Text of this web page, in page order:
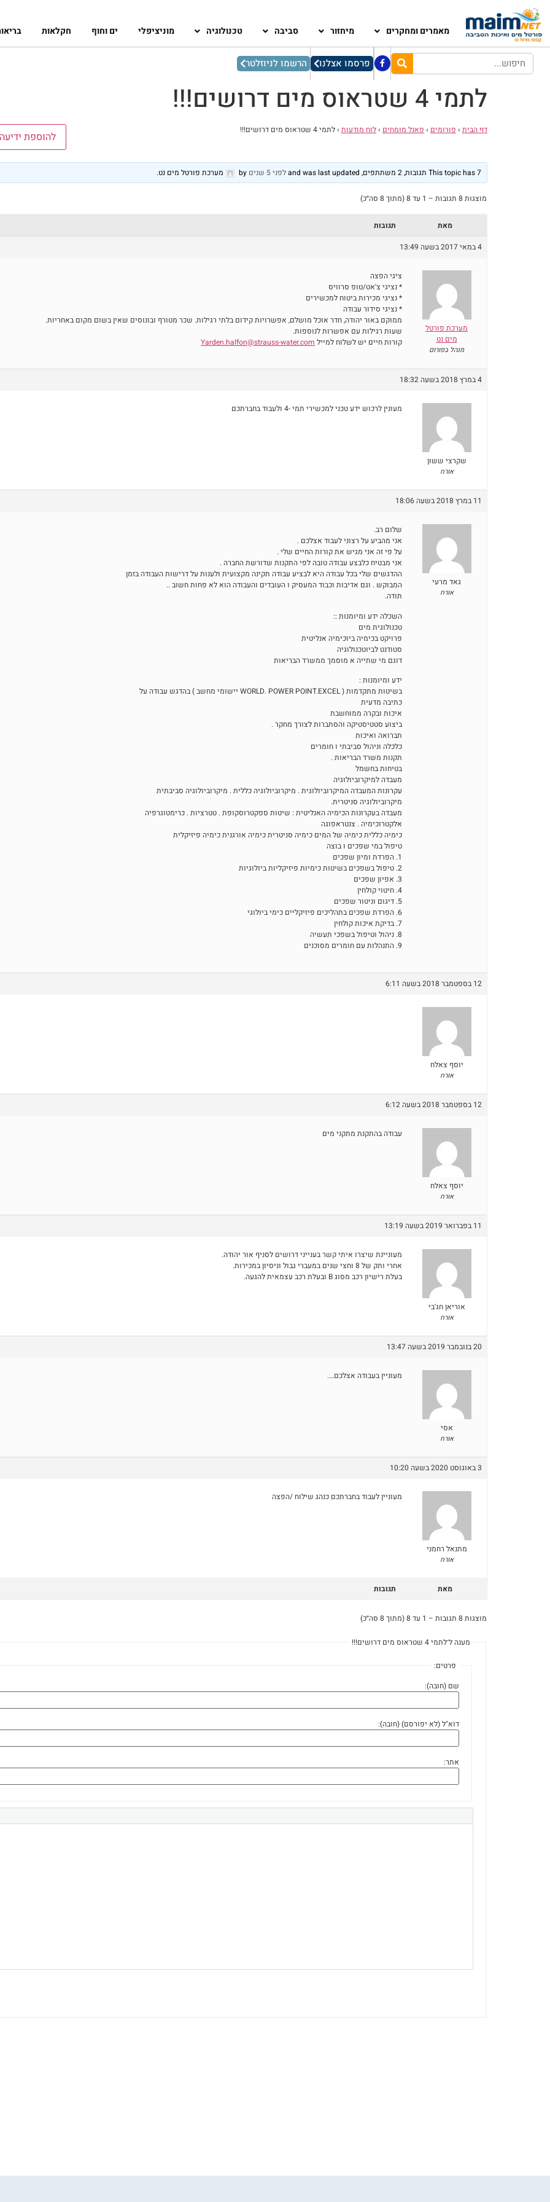
מאמרים ומחקרים מיחזור סביבה טכנולוגיה מוניציפלי ים וחוף חקלאות
פרסמו אצלנו הרשמו לניוזלטר
לתמי 4 שטראוס מים דרושים!!!
דף הבית › פורומים › פאנל מומחים ›לוח מודעות ›לתמי 4 שטראוס מים דרושים!!! להוספת
This topic has 7 תגובות, 2 משתתפים, and was last updated לפני 5 שנים by מערכת פורטל מים נט.
מוצגות 8 תגובות – 1 עד 8 (מתוך 8 סה״כ)
מאת
תגובות
4 במאי 2017 בשעה 13:49
מערכת פורטל
מים נט
מנהל בפורום
ציגי הפצה
* נציגי צ'אט/טופ סרוויס
* נציגי מכירות ביטוח למכשירים
* נציגי סידור עבודה
ממוקם באור יהודה, חדר אוכל מושלם, אפשרויות קידום בלתי רגילות. שכר מטורף ובונוסים שאין בשום מקום באחריות.
שעות רגילות עם אפשרות לנוספות.
קורות חיים יש לשלוח למייל Yarden.halfon@strauss-water.com
4 במרץ 2018 בשעה 18:32
שקרצי ששון
אורח
מעונין לרכוש ידע טכני למכשירי תמי -4 ולעבוד בחברתכם
11 במרץ 2018 בשעה 18:06
גאד מרעי
אורח
שלום רב.
אני מהביע על רצוני לעבוד אצלכם .
על פי זה אני מגיש את קורות החיים שלי .
אני מבטיח כלבצע עבודה טובה לפי התקנות שדורשת החברה .
ההדגשים שלי בכל עבודה היא לבציע עבודה תקינה מקצועית ולענות על דרישות העבודה בזמן
המבוקש . וגם אדיבות וכבוד המעסיק ו העובדים והעבודה הוא לא פחות חשוב ..
תודה.
השכלה ידע ומיומנות ::
טכנולוגית מים
פרויקט בכימיה ביוכימיה אנליטית
סטודנט לביוטכנולוגיה
דוגם מי שתייה א מוסמך ממשרד הבריאות
ידע ומיומנות :
בשיטות מתקדמות ( WORLD. POWER POINT.EXCEL יישומי מחשב ) בהדגש עבודה על
כתיבה מדעית
איכות ובקרה ממוחשבת
ביצוע סטטיסטיקה והסתברות לצורך מחקר .
תברואה ואיכות
כלכלה וניהול סביבתי ו חומרים
תקנות משרד הבריאות .
בטיחות בחשמל
מעבדה למיקרוביולוגיה
עקרונות המעבדה המיקרוביולוגית . מיקרוביולוגיה כללית . מיקרוביולוגיה סביבתית
מיקרוביולוגיה סניטרית.
מעבדה בעקרונות הכימיה האנליטית : שיטות ספקטרוסקופת . טטרציות . כרימטוגרפיה
אלקטרוכימיה . צנטראפוגה
כימיה כללית כימיה של המים כימיה סניטרית כימיה אורגנית כימיה פיזיקלית
טיפול במי שפכים ו בוצה
1. הפרדת ומיון שפכים
2. טיפול בשפכים בשיטות כימיות פיזיקליות ביולוגיות
3. אפיון שפכים
4. חיטוי קולחין
5. דיגום וניטור שפכים
6. הפרדת שפכים בתהליכים פיזיקליים כימי ביולוגי
7. בדיקת איכות קולחין
8. ניהול וטיפול בשפכי תעשיה
9. התנהלות עם חומרים מסוכנים
12 בספטמבר 2018 בשעה 6:11
יוסף צאלח
אורח
12 בספטמבר 2018 בשעה 6:12
יוסף צאלח
אורח
עבודה בהתקנת מתקני מים
11 בפברואר 2019 בשעה 13:19
אוריאן חג'בי
אורח
מעוניינת שיצרו איתי קשר בענייני דרושים לסניף אור יהודה.
אחרי ותק של 8 וחצי שנים במעברי גבול וניסיון במכירות.
בעלת רישיון רכב מסוג B ובעלת רכב עצמאית להגעה.
20 בנובמבר 2019 בשעה 13:47
אסי
אורח
מעוניין בעבודה אצלכם….
3 באוגוסט 2020 בשעה 10:20
מתנאל רחמני
אורח
מעוניין לעבוד בחברתכם כנהג שילוח /הפצה
מאת תגובות
מוצגות 8 תגובות – 1 עד 8 (מתוך 8 סה״כ)
מענה ל־לתמי 4 שטראוס מים דרושים!!!
פרטים:
שם (חובה):
דוא"ל (לא יפורסם) (חובה):
אתר: